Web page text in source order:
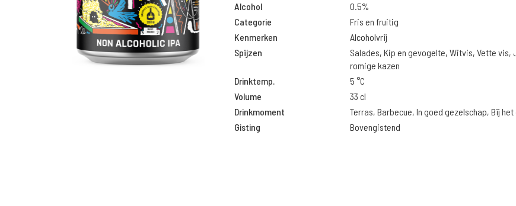
Alcohol
0.5%
Categorie
Fris en fruitig
Kenmerken
Alcoholvrij
Spijzen
Salades, Kip en gevogelte, Witvis, Vette vis,
romige kazen
Drinktemp.
5 °C
Volume
33 cl
Drinkmoment
Terras, Barbecue, In goed gezelschap, Bij het
Gisting
Bovengistend